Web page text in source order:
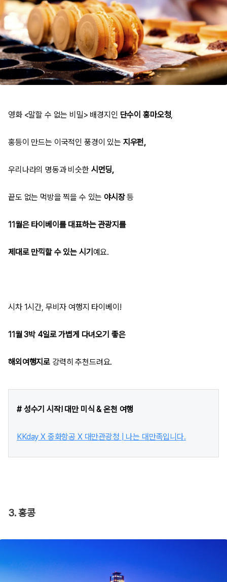
영화 <말할 수 없는 비밀> 배경지인 단수이 홍마오청,
홍등이 만드는 이국적인 풍경이 있는 지우펀,
우리나라의 명동과 비슷한 시먼딩,
끝도 없는 먹방을 찍을 수 있는 야시장등
11월은 타이베이를 대표하는 관광지를
제대로 만끽할 수 있는 시기 예요.
시차 1시간, 무비자 여행지 타이베이!
11월 3박 4일로 가볍게 다녀오기 좋은
해외여행지로 강력히 추천드려요.
# 성수기 시작! 대만 미식 & 온천 여행
KKday X 중화항공 X 대만관광청 | 나는 대만족입니다.
3. 홍콩